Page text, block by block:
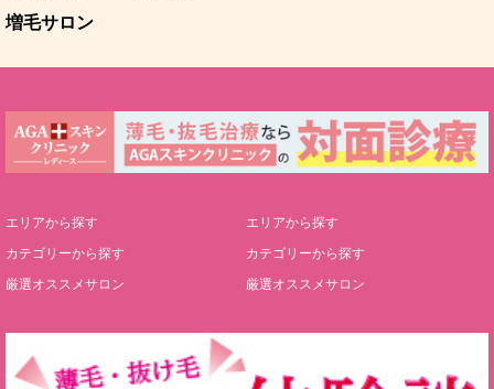
増毛サロン
エリアから探す
カテゴリーから探す
厳選オススメサロン
エリアから探す
カテゴリーから探す
厳選オススメサロン